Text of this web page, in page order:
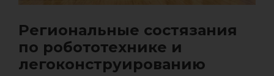
Региональные состязания
по робототехнике и
легоконструированию